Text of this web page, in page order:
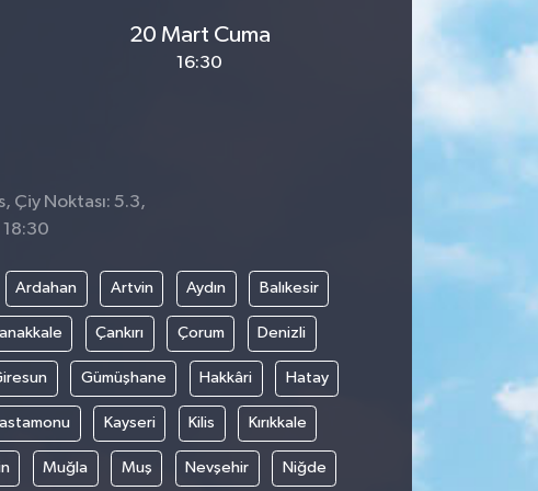
20 Mart Cuma
16:30
Çiy Noktası: 5.3,
18:30
Ardahan Artvin Aydın Balıkesir
Çankırı Çorum Denizli
Gümüşhane Hakkâri Hatay
Kayseri Kilis Kırıkkale
Muğla Muş Nevşehir Niğde